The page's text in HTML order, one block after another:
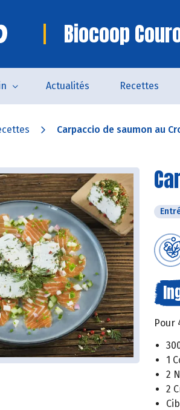
Biocoop
Actualités Recettes
Carpaccio de saumon au
Pour
1
2
2